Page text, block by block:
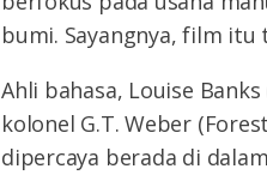
bumi. Sayangnya, film itu
Ahli bahasa, Louise
kolonel G.T. Weber
dipercaya berada di